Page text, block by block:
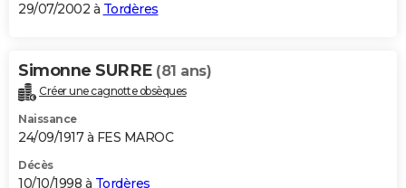
29/07/2002 à Tordères
Simonne SURRE (81 ans)
Créer une cagnotte obsèques
Naissance
24/09/1917 à FES MAROC
Décès
10/10/1998 à Tordères